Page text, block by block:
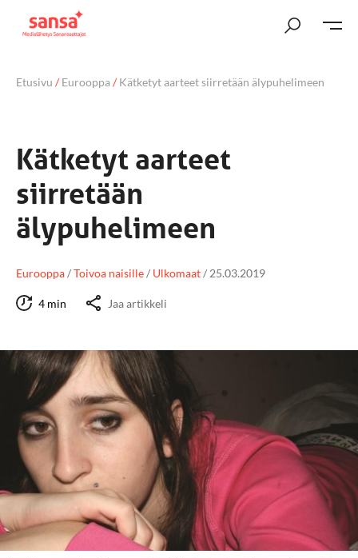
Etusivu /Eurooppa/Kätketyt aarteet siirretään älypuhelimeen
Kätketyt aarteet
siirretään
älypuhelimeen
Eurooppa/Toivoa naisille/ Ulkomaat/ 25.03.2019
4 min Jaa artikkeli